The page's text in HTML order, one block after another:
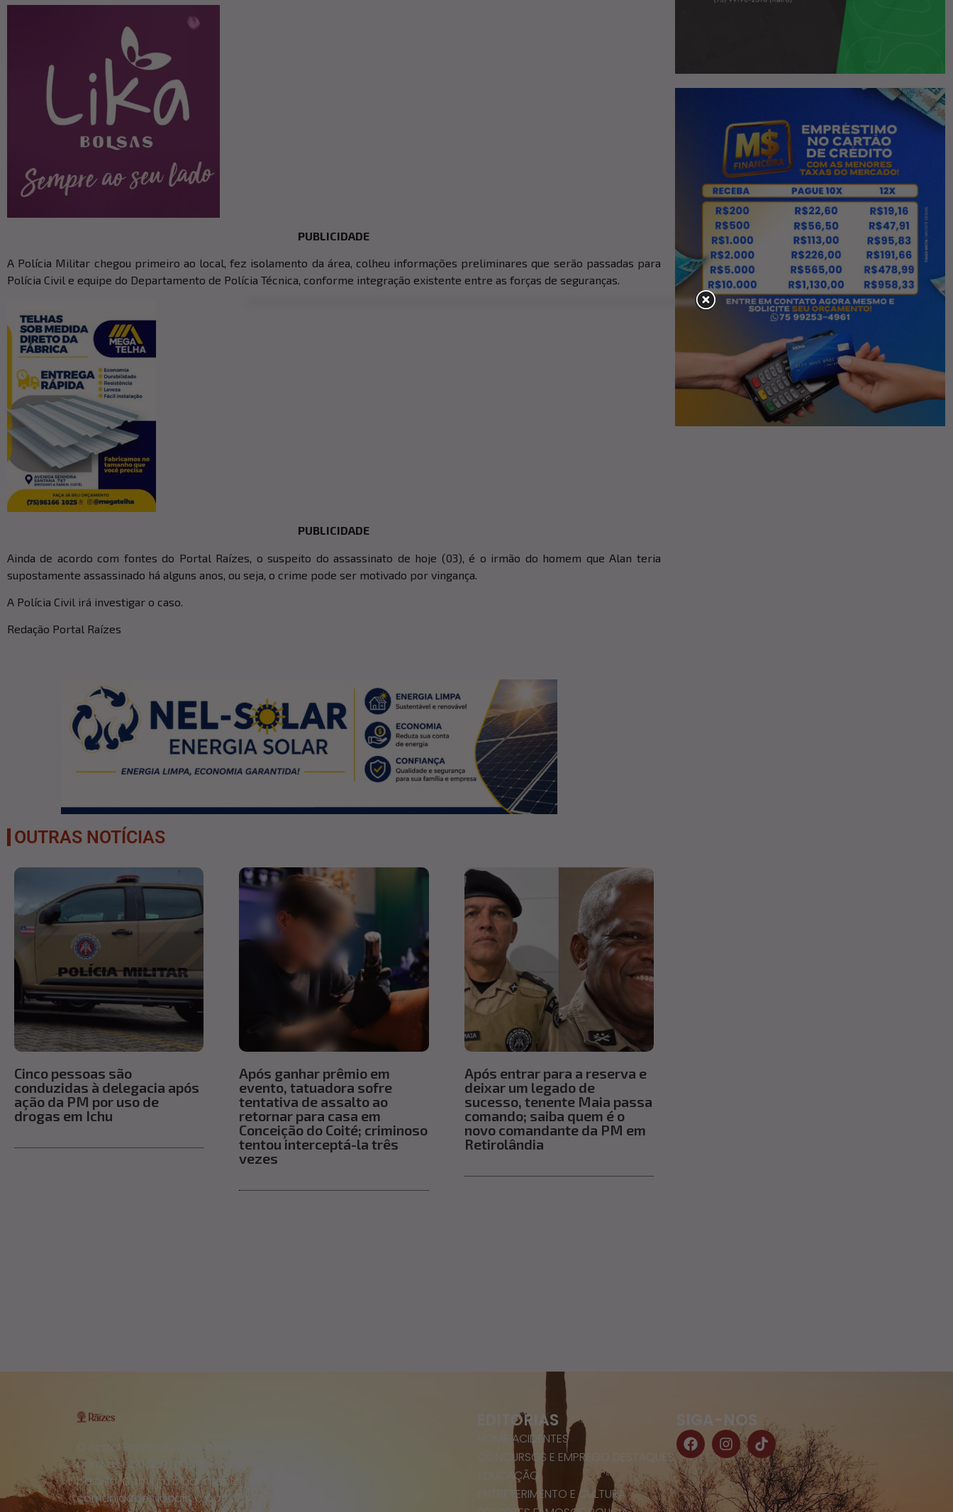
PUBLICIDADE
A Polícia Militar chegou primeiro ao local, fez isolamento da área, colheu informações preliminares que serão passadas para
Polícia Civil e equipe do Departamento de Polícia Técnica, conforme integração existente entre as forças de seguranças.
PUBLICIDADE
Ainda de acordo com fontes do Portal Raízes, o suspeito do assassinato de hoje (03), é o irmão do homem que Alan teria
supostamente assassinado há alguns anos, ou seja, o crime pode ser motivado por vingança.
A Polícia Civil irá investigar o caso.
Redação Portal Raízes
OUTRAS NOTÍCIAS
Cinco pessoas são
conduzidas à delegacia após
ação da PM por uso de
drogas em Ichu
Após ganhar prêmio em
evento, tatuadora sofre
tentativa de assalto ao
retornar para casa em
Conceição do Coité; criminoso
tentou interceptá-la três
vezes
Após entrar para a reserva e
deixar um legado de
sucesso, tenente Maia passa
comando; saiba quem é o
novo comandante da PM em
Retirolândia
O Portal Raízes é a sua porta de entrada
para as notícias mais relevantes do interior
baiano. Com um olhar atento para as
comunidades locais, o portal traz
EDITORIAS
ACIDENTES
CONCURSOS E EMPREGO DESTAQUES
EDUCAÇÃO
ENTRETERIMENTO E CULTURA
SIGA-NOS